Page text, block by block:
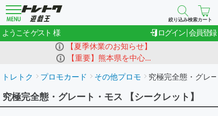
絞り込み検索カート
ようこそゲスト ログイン 会員登録
【夏季休業のお知らせ】
【重要】熊本県を中心...
トレトク プロモカード その他プロモ 究極完全態・グレ
究極完全態・グレート・モス 【シークレット】